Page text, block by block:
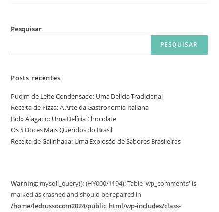
Pesquisar
PESQUISAR
Posts recentes
Pudim de Leite Condensado: Uma Delícia Tradicional
Receita de Pizza: A Arte da Gastronomia Italiana
Bolo Alagado: Uma Delícia Chocolate
Os 5 Doces Mais Queridos do Brasil
Receita de Galinhada: Uma Explosão de Sabores Brasileiros
Warning: mysqli_query(): (HY000/1194): Table 'wp_comments' is
marked as crashed and should be repaired in
/home/ledrussocom2024/public_html/wp-includes/class-